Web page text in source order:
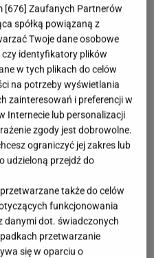
[676] Zaufanych Partnerów
spółką powiązaną z
Twoje dane osobowe
czy identyfikatory plików
w tych plikach do celów
na potrzeby wyświetlania
zainteresowań i preferencji w
Internecie lub personalizacji
zgody jest dobrowolne.
ograniczyć jej zakres lub
udzieloną przejdź do
także do celów
funkcjonowania
danymi dot. świadczonych
przetwarzanie
się w oparciu o